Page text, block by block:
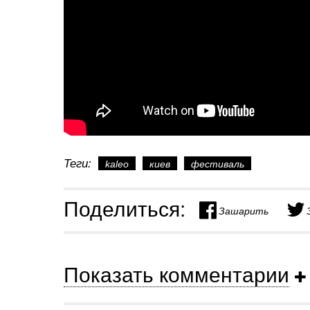
Теги: kaleo киев фестиваль
Поделиться: Зашарить
Показать комментарии